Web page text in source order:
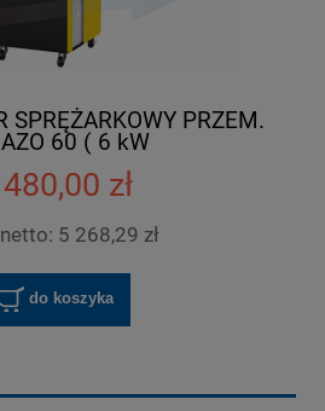
SPRĘŻARKOWY PRZEM.
60 ( 6 kW
zł
5 268,29 zł
do koszyka